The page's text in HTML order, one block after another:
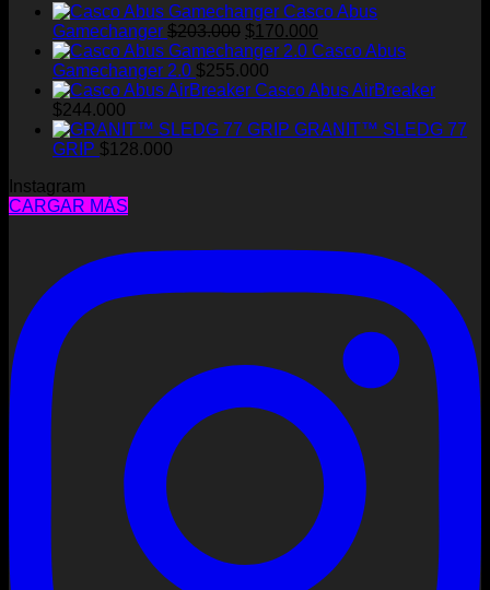
Casco Abus
Gamechanger $203.000 El
precio
original
era:
$170.000
precio
es:
Casco Abus
Gamechanger 2.0 $255.000
Casco Abus AirBreaker
$244.000
GRANIT™ SLEDG 77
GRIP $128.000
Instagram
CARGAR MÁS